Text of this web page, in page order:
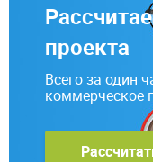
проекта
Всего за один
коммерческое